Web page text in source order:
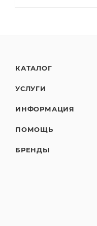
КАТАЛОГ
УСЛУГИ
ИНФОРМАЦИЯ
ПОМОЩЬ
БРЕНДЫ